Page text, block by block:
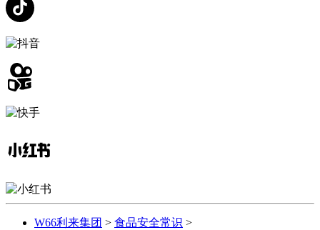
W66利来集团 > 食品安全常识 >